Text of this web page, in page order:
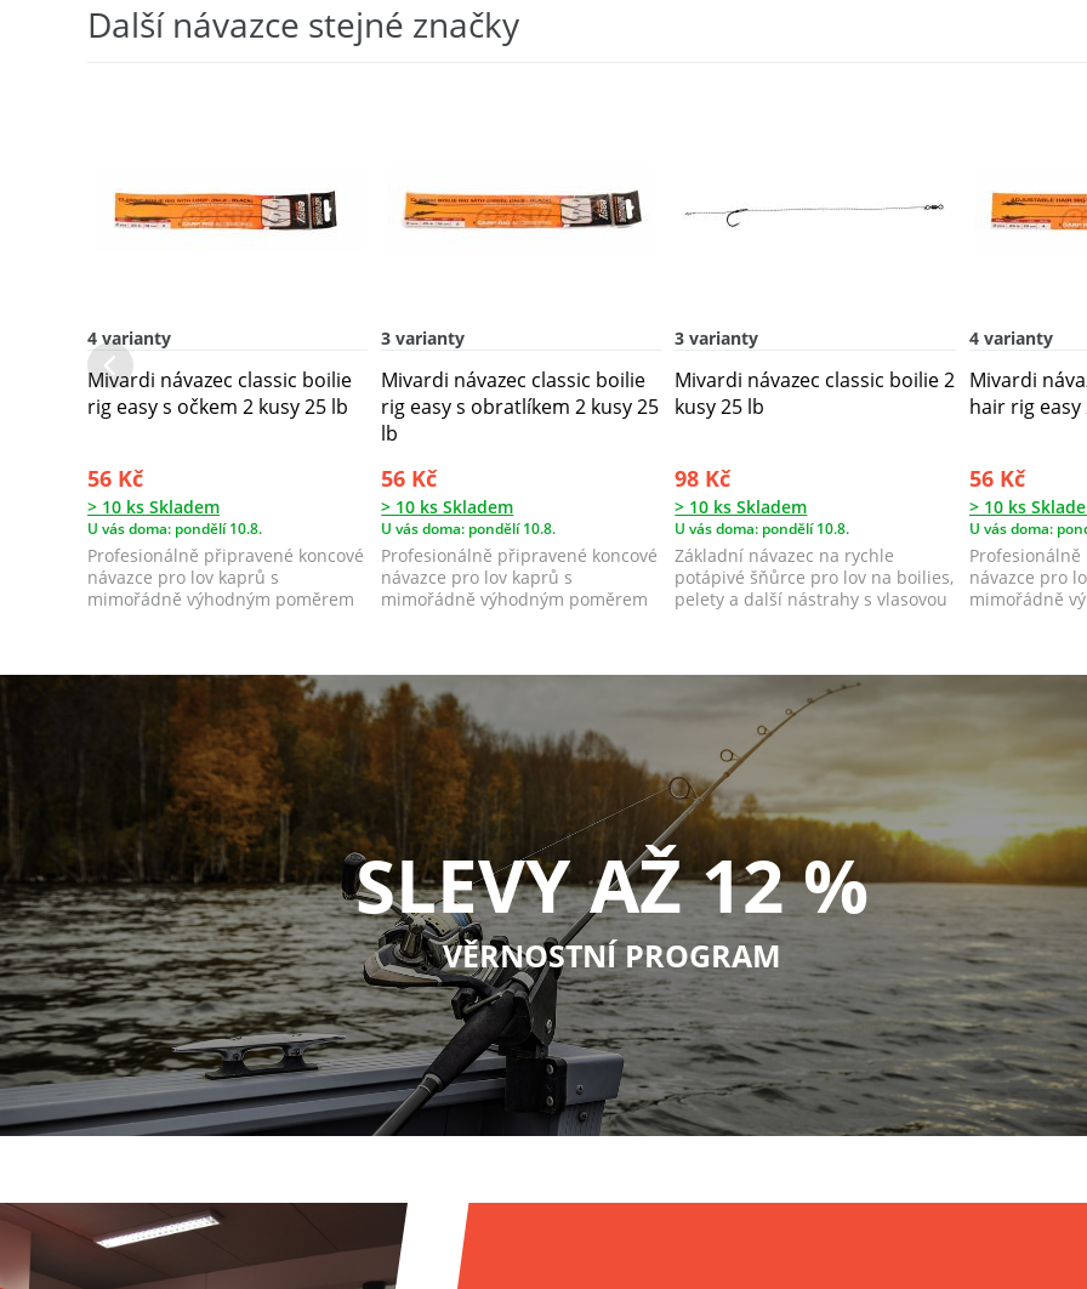
Další návazce stejné značky
4 varianty
Mivardi návazec classic boilie
rig easy s očkem 2 kusy 25 lb
56 Kč
> 10 ks Skladem
U vás doma: pondělí 10.8.
Profesionálně připravené koncové
návazce pro lov kaprů s
mimořádně výhodným poměrem
3 varianty
Mivardi návazec classic boilie
rig easy s obratlíkem 2 kusy 25
lb
56 Kč
> 10 ks Skladem
U vás doma: pondělí 10.8.
Profesionálně připravené koncové
návazce pro lov kaprů s
mimořádně výhodným poměrem
3 varianty
Mivardi návazec classic boilie 2
kusy 25 lb
98 Kč
> 10 ks Skladem
U vás doma: pondělí 10.8.
Základní návazec na rychle
potápivé šňůrce pro lov na boilies,
pelety a další nástrahy s vlasovou
4 varianty
Mivardi
hair rig easy
56 Kč
> 10 ks
U vás doma:
návazce pro
mimořádně
SLEVY AŽ 12 %
VĚRNOSTNÍ PROGRAM